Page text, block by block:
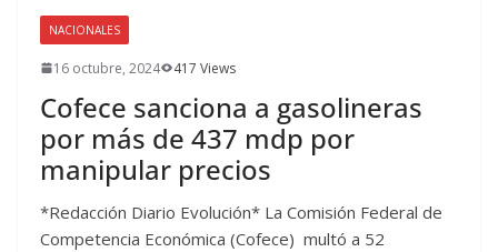
NACIONALES
16 octubre, 2024 417 Views
Cofece sanciona a gasolineras
por más de 437 mdp por
manipular precios
*Redacción Diario Evolución* La Comisión Federal de
Competencia Económica (Cofece) multó a 52